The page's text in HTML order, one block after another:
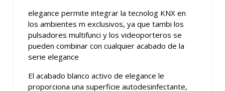
elegance permite integrar la tecnolog KNX en
los ambientes m exclusivos, ya que tambi los
pulsadores multifunci y los videoporteros se
pueden combinar con cualquier acabado de la
serie elegance
El acabado blanco activo de elegance le
proporciona una superficie autodesinfectante,